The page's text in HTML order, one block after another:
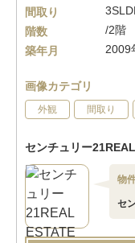
間取り
階数
/2階
築年月
2009
画像カテゴリ
外観 間取り
センチュリー
物
セ